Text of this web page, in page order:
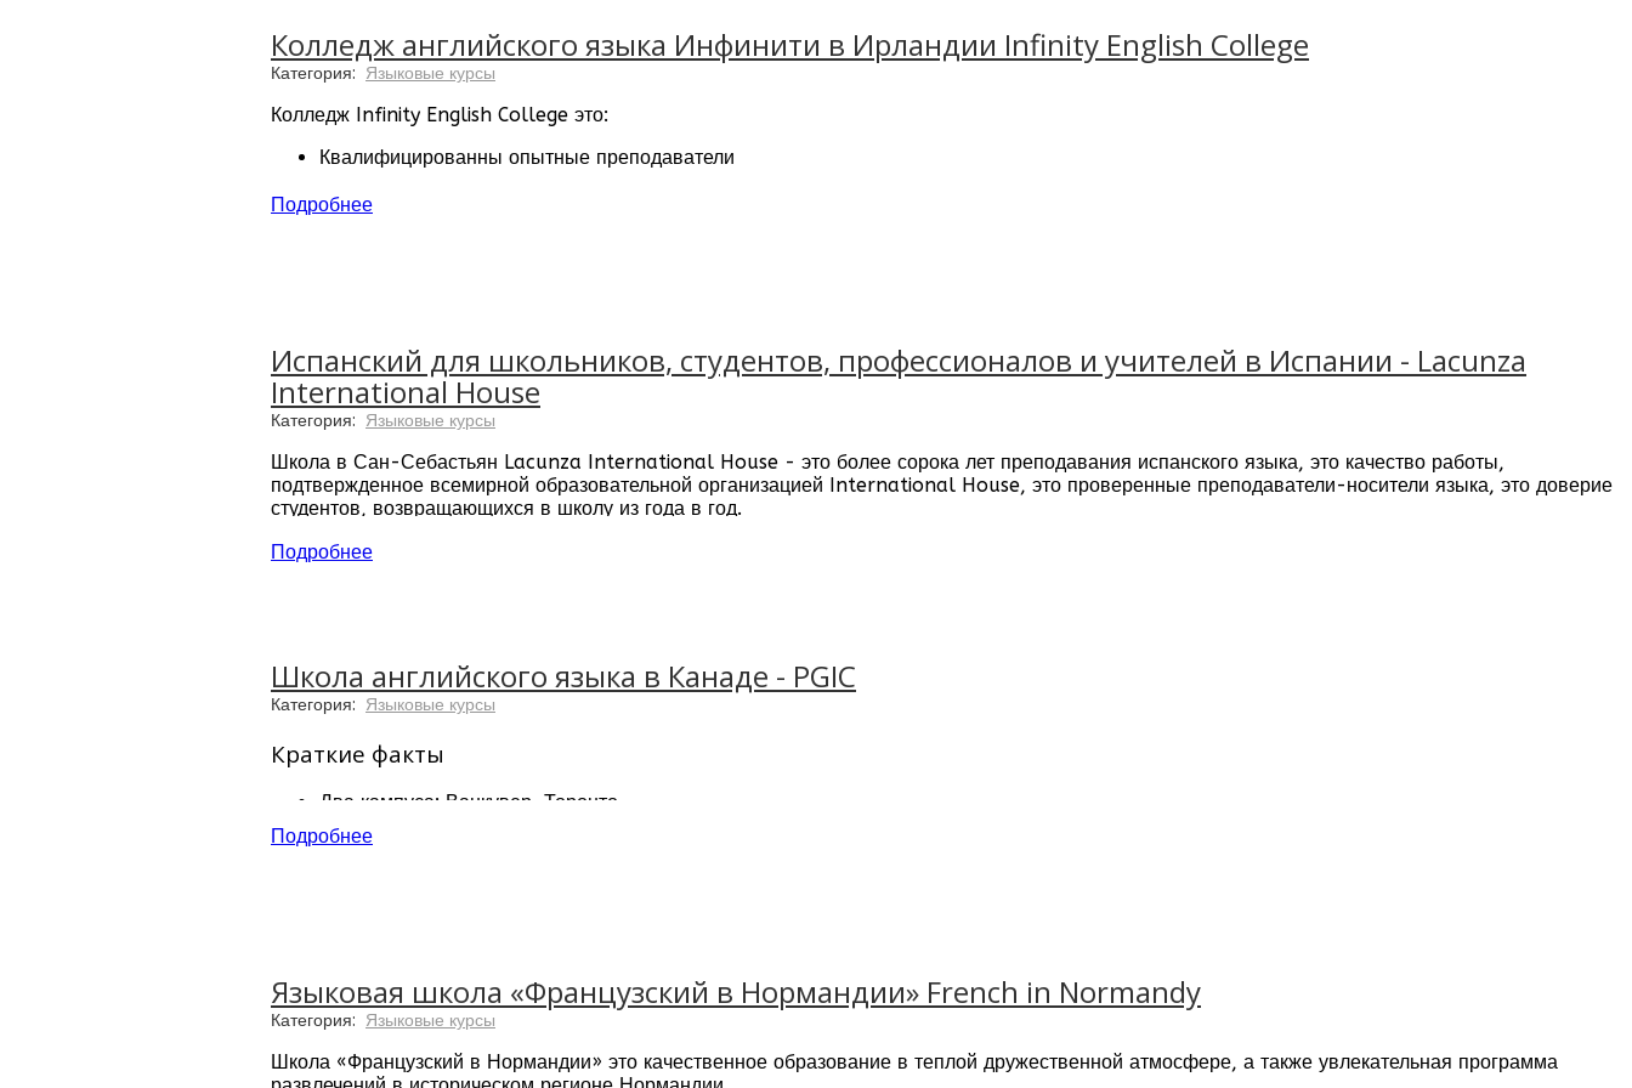
Колледж английского языка Инфинити в Ирландии Infinity English College
Категория: Языковые курсы
Колледж Infinity English College это:
Квалифицированны опытные преподаватели
Удобное расположение – центр Дублина
Подробнее
Испанский для школьников, студентов, профессионалов и учителей в Испании - Lacunza
International House
Категория: Языковые курсы
Школа в Сан-Себастьян Lacunza International House - это более сорока лет преподавания испанского языка, это качество работы,
подтвержденное всемирной образовательной организацией International House, это проверенные преподаватели-носители языка, это доверие
студентов, возвращающихся в школу из года в год.
18 учебных аудиторий школы, которые оснащены кондиционерами и новейшим оборудованием для проведения мультимедийных
Подробнее
Школа английского языка в Канаде - PGIC
Категория: Языковые курсы
Краткие факты
Два кампуса: Ванкувер, Торонто
Широкий выбор программ обучения в Канаде и дополнительных занятий
20 лет опыты преподавания английского языка
Подробнее
Языковая школа «Французский в Нормандии» French in Normandy
Категория: Языковые курсы
Школа «Французский в Нормандии» это качественное образование в теплой дружественной атмосфере, а также увлекательная программа